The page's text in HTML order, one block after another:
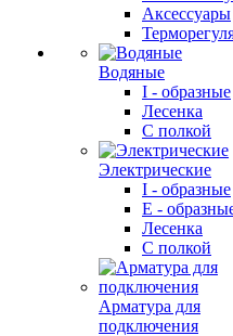
Аксессуары
Водяные
I - образные
Лесенка
С полкой
Электрические
I - образные
E -
Лесенка
С полкой
Арматура для
подключения